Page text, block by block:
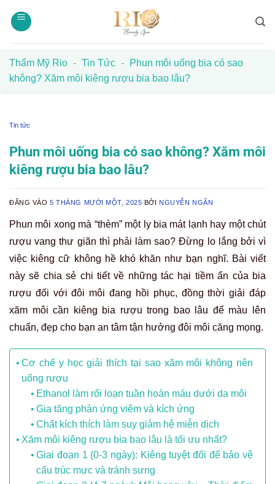
qua
Thẩm Mỹ Rio - Tin Tức -
Phun môi uống bia có sao
không? Xăm môi kiêng rượu bia bao lâu?
Tin tức
Phun môi uống bia có sao không? Xăm môi
kiêng rượu bia bao lâu?
ĐĂNG VÀO5 THÁNG MƯỜI MỘT, 2025 BỞI NGUYỄN NGÂN
Phun môi xong mà “thèm” một ly bia mát lạnh hay một chút
rượu vang thư giãn thì phải làm sao? Đừng lo lắng bởi vì
việc kiêng cữ không hề khó khăn như bạn nghĩ. Bài viết
này sẽ chia sẻ chi tiết về những tác hại tiềm ẩn của bia
rượu đối với đôi môi đang hồi phục, đồng thời giải đáp
xăm môi cần kiêng bia rượu trong bao lâu để màu lên
chuẩn, đẹp cho bạn an tâm tận hưởng đôi môi căng mọng.
Cơ chế y học giải thích tại sao xăm môi không nên
uống rượu
Ethanol làm rối loạn tuần hoàn máu dưới da môi
Gia tăng phản ứng viêm và kích ứng
Chất kích thích làm suy giảm hệ miễn dịch
Xăm môi kiêng rượu bia bao lâu là tối ưu nhất?
Giai đoạn 1 (0-3 ngày): Kiêng tuyệt đối để bảo vệ
cấu trúc mực và tránh sưng